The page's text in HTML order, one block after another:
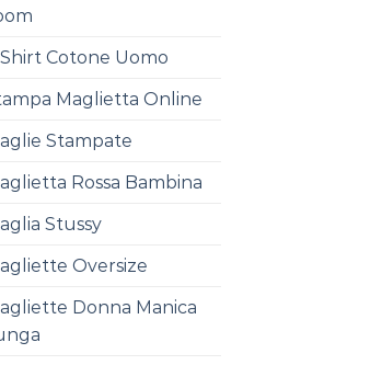
Cotone Uomo
Maglietta Online
Stampate
Rossa Bambina
Stussy
Oversize
Donna Manica